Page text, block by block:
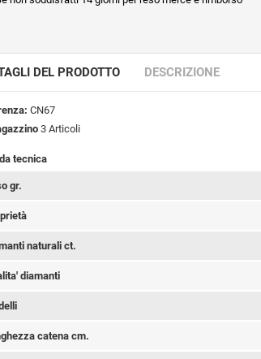
DEL PRODOTTO DESCRIZIONE
CN67
3 Articoli
tecnica
gr.
naturali ct.
diamanti
catena cm.